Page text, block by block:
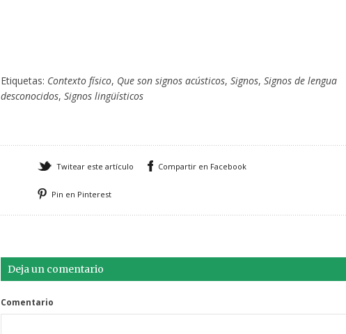
Etiquetas: Contexto físico, Que son signos acústicos, Signos, Signos de lengua
desconocidos, Signos lingüísticos
Twitear este artículo Compartir en Facebook
Pin en Pinterest
Deja un comentario
Comentario